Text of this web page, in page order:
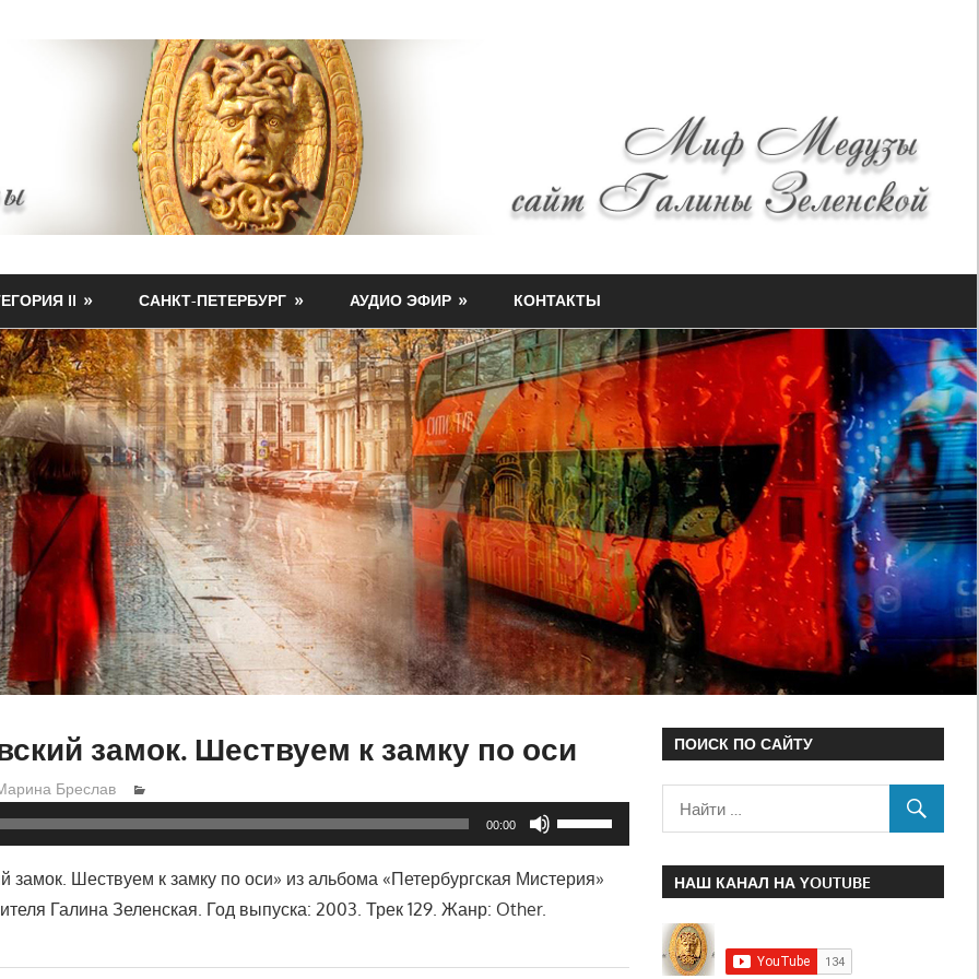
II САНКТ-ПЕТЕРБУРГ АУДИО ЭФИР КОНТАКТЫ
замок. Шествуем к замку по оси
Бреслав
00:00
Используйте
клавиши
вверх/
увеличить
замок. Шествуем к замку по оси» из альбома «Петербургская Мистерия»
Галина Зеленская. Год выпуска: 2003. Трек 129. Жанр: Other.
ПОИСК ПО САЙТУ
НАШ КАНАЛ НА YOUTUBE